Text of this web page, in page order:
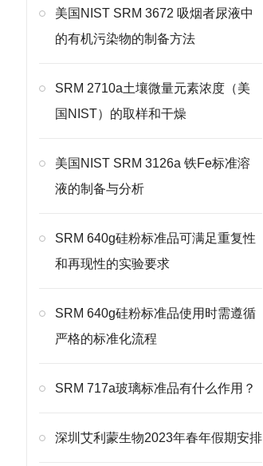
美国NIST SRM 3672 吸烟者尿液中
的有机污染物的制备方法
SRM 2710a土壤微量元素浓度（美
国NIST）的取样和干燥
美国NIST SRM 3126a 铁Fe标准溶
液的制备与分析
SRM 640g硅粉标准品可满足重复性
和再现性的实验要求
SRM 640g硅粉标准品使用时需遵循
严格的标准化流程
SRM 717a玻璃标准品有什么作用？
深圳艾利蒙生物2023年春年假期安排